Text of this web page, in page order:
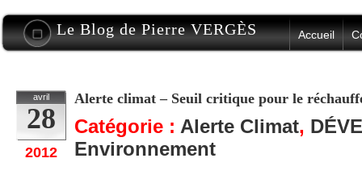
Le Blog de Pierre VERGÈS Accueil
avril
28
2012
Alerte climat – Seuil critique pour le
Catégorie : Alerte Climat,
Environnement